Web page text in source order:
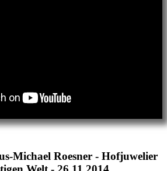
Michael Roesner - Hofjuwelier